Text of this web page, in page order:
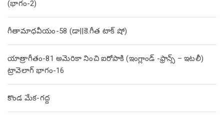
(భాగం-2)
గీతామాధవీయం-58 (డా||కె.గీత టాక్ షో)
యాత్రాగీతం-81 అమెరికా నించి ఐరోపాకి (ఇంగ్లాండ్ -ఫ్రాన్స్ – ఇటలీ)
ట్రావెలాగ్ భాగం-16
కొండ మేక-గద్ద